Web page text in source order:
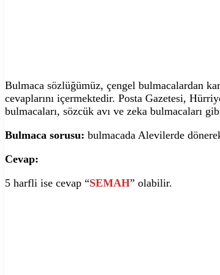
Bulmaca sözlüğümüz, çengel bulmacalardan
cevaplarını içermektedir. Posta Gazetesi,
bulmacaları, sözcük avı ve zeka bulmacaları
Bulmaca sorusu: bulmacada Alevilerde
Cevap:
5 harfli ise cevap “SEMAH” olabilir.